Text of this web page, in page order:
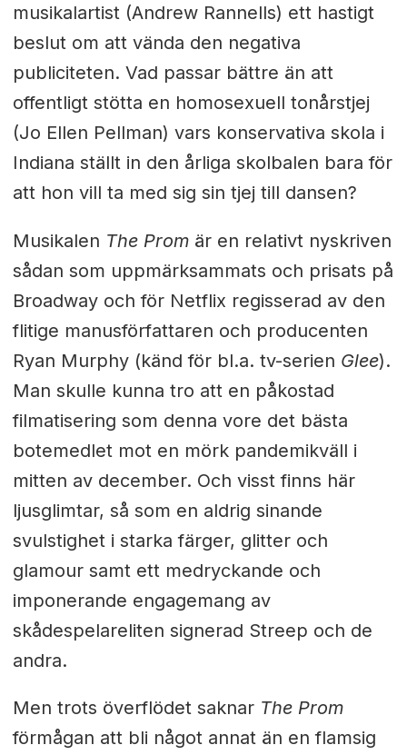
musikalartist (Andrew Rannells) ett hastigt
beslut om att vända den negativa
publiciteten. Vad passar bättre än att
offentligt stötta en homosexuell tonårstjej
(Jo Ellen Pellman) vars konservativa skola i
Indiana ställt in den årliga skolbalen bara för
att hon vill ta med sig sin tjej till dansen?
Musikalen The Prom är en relativt nyskriven
sådan som uppmärksammats och prisats på
Broadway och för Netflix regisserad av den
flitige manusförfattaren och producenten
Ryan Murphy (känd för bl.a. tv-serien Glee).
Man skulle kunna tro att en påkostad
filmatisering som denna vore det bästa
botemedlet mot en mörk pandemikväll i
mitten av december. Och visst finns här
ljusglimtar, så som en aldrig sinande
svulstighet i starka färger, glitter och
glamour samt ett medryckande och
imponerande engagemang av
skådespelareliten signerad Streep och de
andra.
Men trots överflödet saknar The Prom
förmågan att bli något annat än en flamsig